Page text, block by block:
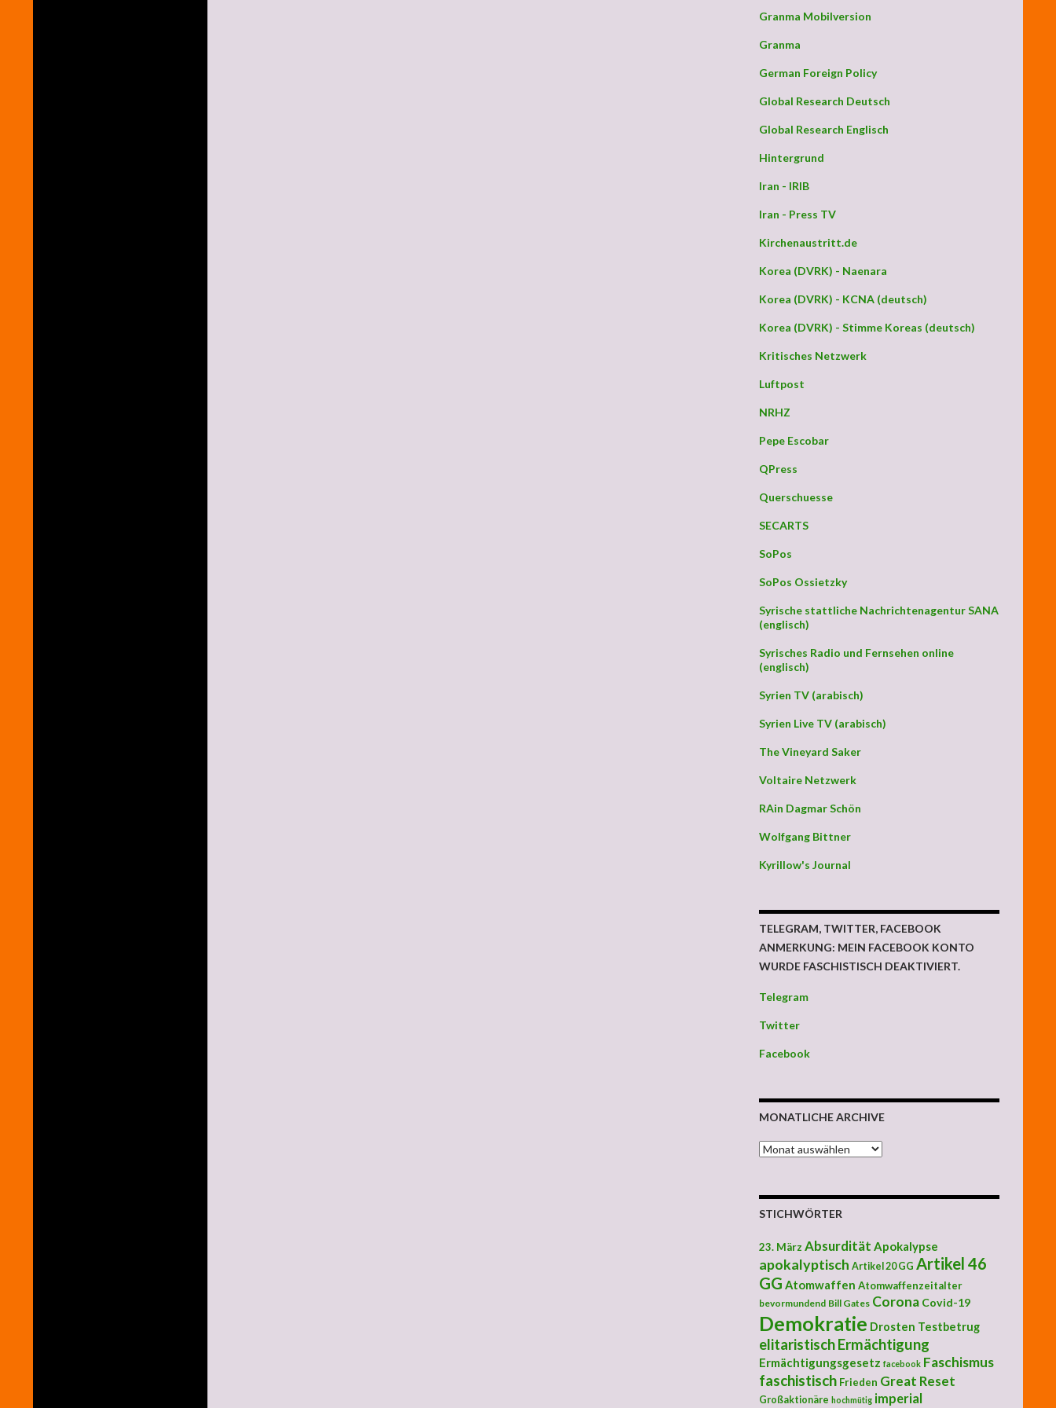
Granma Mobilversion
Granma
German Foreign Policy
Global Research Deutsch
Global Research Englisch
Hintergrund
Iran - IRIB
Iran - Press TV
Kirchenaustritt.de
Korea (DVRK) - Naenara
Korea (DVRK) - KCNA (deutsch)
Korea (DVRK) - Stimme Koreas (deutsch)
Kritisches Netzwerk
Luftpost
NRHZ
Pepe Escobar
QPress
Querschuesse
SECARTS
SoPos
SoPos Ossietzky
Syrische stattliche Nachrichtenagentur SANA
(englisch)
Syrisches Radio und Fernsehen online
(englisch)
Syrien TV (arabisch)
Syrien Live TV (arabisch)
The Vineyard Saker
Voltaire Netzwerk
RAin Dagmar Schön
Wolfgang Bittner
Kyrillow's Journal
TELEGRAM, TWITTER, FACEBOOK
ANMERKUNG: MEIN FACEBOOK KONTO
WURDE FASCHISTISCH DEAKTIVIERT.
Telegram
Twitter
Facebook
MONATLICHE ARCHIVE
MONATLICHE ARCHIVE
STICHWÖRTER
23. März Absurdität Apokalypse
apokalyptisch Artikel 20 GG Artikel 46
GG Atomwaffen Atomwaffenzeitalter
bevormundend Bill Gates Corona Covid-19
Demokratie Drosten Testbetrug
elitaristischErmächtigung
Ermächtigungsgesetz facebook Faschismus
faschistisch Frieden Great Reset
Großaktionäre hochmütig imperial